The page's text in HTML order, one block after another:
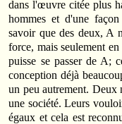
dans l'œuvre citée plus
hommes et d'une
savoir que des deux, A
force, mais seulement
puisse se passer de A;
conception déjà
un peu autrement. Deux
une société. Leurs
égaux et cela est